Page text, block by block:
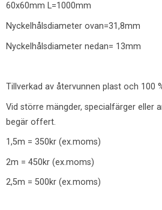
60x60mm L=1000mm
Nyckelhålsdiameter ovan=31,8mm
Nyckelhålsdiameter nedan= 13mm
Tillverkad av återvunnen plast och 100
Vid större mängder, specialfärger eller
begär offert.
1,5m = 350kr (ex.moms)
2m = 450kr (ex.moms)
2,5m = 500kr (ex.moms)